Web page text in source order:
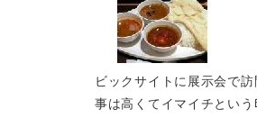
ビックサイトに展示会で
事は高くてイマイチとい